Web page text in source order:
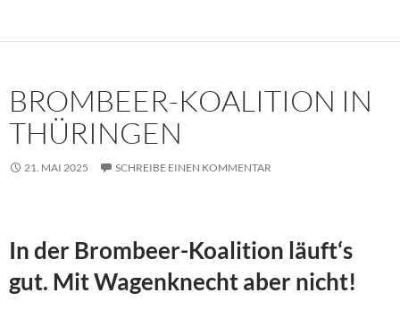
BROMBEER-KOALITION IN
THÜRINGEN
21. MAI 2025 SCHREIBE EINEN KOMMENTAR
In der Brombeer-Koalition läuft‘s
gut. Mit Wagenknecht aber nicht!